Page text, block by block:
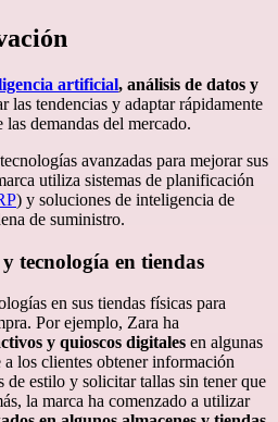
artificial, análisis de datos y
las tendencias y adaptar rápidamente
demandas del mercado.
avanzadas para mejorar sus
utiliza sistemas de planificación
) y soluciones de inteligencia de
de suministro.
tecnología en tiendas
en sus tiendas físicas para
Por ejemplo, Zara ha
y quioscos digitales en algunas
los clientes obtener información
de estilo y solicitar tallas sin tener que
la marca ha comenzado a utilizar